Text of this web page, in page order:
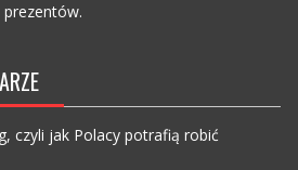
czyli jak Polacy potrafią robić